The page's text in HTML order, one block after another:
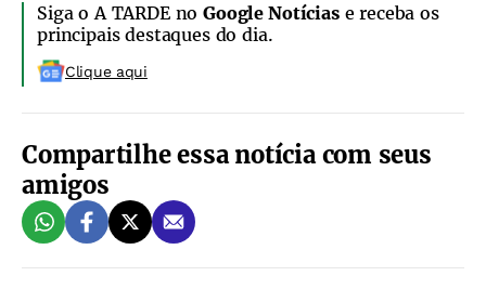
Siga o A TARDE noGoogle Notíciase receba os
principais destaques do dia.
Clique aqui
Compartilhe essa notícia com seus
amigos